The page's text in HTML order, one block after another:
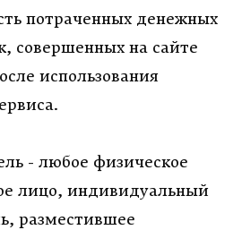
потраченных денежных
совершенных на сайте
использования
- любое физическое
лицо, индивидуальный
разместившее